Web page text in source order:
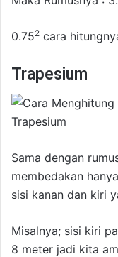
0.752 cara
Trapesium
Sama dengan
membedakan
sisi kanan dan kiri
Misalnya; sisi kiri
8 meter jadi kita